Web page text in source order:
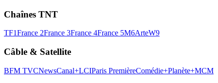
Chaînes TNT
TF1France 2France 3France 4France 5M6ArteW9
Câble & Satellite
BFM TVCNewsCanal+LCIParis PremièreComédie+Planète+MCM